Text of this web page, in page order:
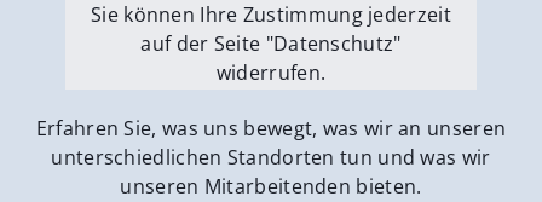
Sie können Ihre Zustimmung jederzeit
auf der Seite "Datenschutz"
widerrufen.
Externe Medien erlauben
Erfahren Sie, was uns bewegt, was wir an unseren
unterschiedlichen Standorten tun und was wir
unseren Mitarbeitenden bieten.